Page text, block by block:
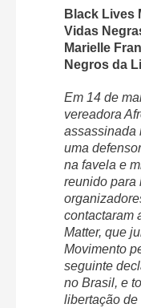
Black Lives
Vidas
Marielle
Negros da
Em 14 de
vereadora
assassinada
uma
na favela e
reunido para
contactaram
Matter, que
Movimento
seguinte
no Brasil, e
libertação de